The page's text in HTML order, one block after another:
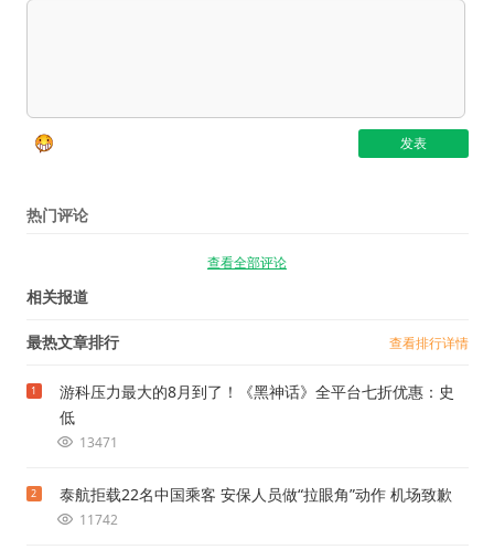
热门评论
查看全部评论
相关报道
最热文章排行 查看排行详情
1
游科压力最大的8月到了！《黑神话》全平台七折优惠：史
低
13471
2 泰航拒载22名中国乘客 安保人员做“拉眼角”动作 机场致歉
11742